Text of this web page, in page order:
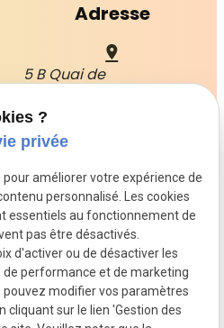
Adresse
5 B Quai de
- 19h00
de
Gestion
Plan du
?
privée
améliorer votre expérience de
personnalisé. Les cookies
essentiels au fonctionnement de
pas être désactivés.
d'activer ou de désactiver les
de performance et de marketing
modifier vos paramètres
cliquant sur le lien 'Gestion des